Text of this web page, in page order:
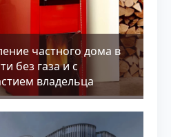
частного дома в
без газа и с
владельца